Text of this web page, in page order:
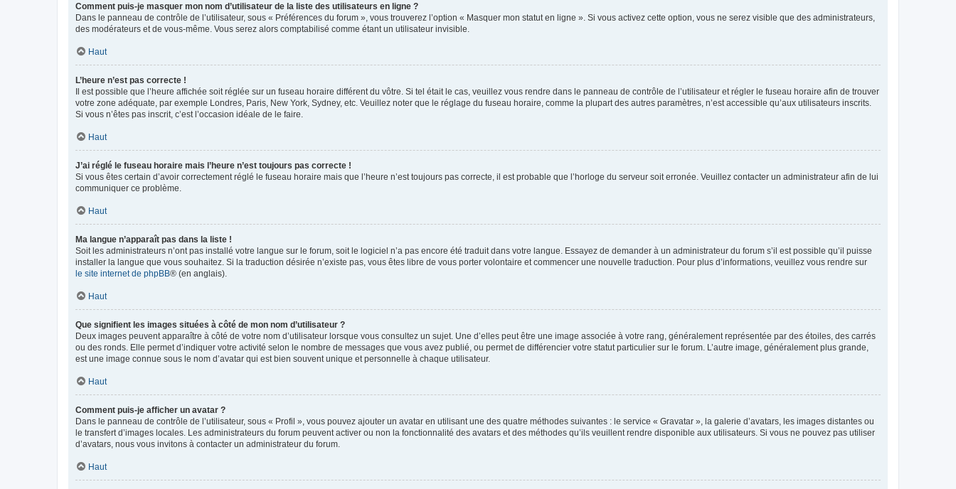
Comment puis-je masquer mon nom d’utilisateur de la liste des utilisateurs en ligne ?
Dans le panneau de contrôle de l’utilisateur, sous « Préférences du forum », vous trouverez l’option « Masquer mon statut en ligne ». Si vous activez cette option, vous ne serez visible que des administrateurs,
des modérateurs et de vous-même. Vous serez alors comptabilisé comme étant un utilisateur invisible.
Haut
L’heure n’est pas correcte !
Il est possible que l’heure affichée soit réglée sur un fuseau horaire différent du vôtre. Si tel était le cas, veuillez vous rendre dans le panneau de contrôle de l’utilisateur et régler le fuseau horaire afin de trouver
votre zone adéquate, par exemple Londres, Paris, New York, Sydney, etc. Veuillez noter que le réglage du fuseau horaire, comme la plupart des autres paramètres, n’est accessible qu’aux utilisateurs inscrits.
Si vous n’êtes pas inscrit, c’est l’occasion idéale de le faire.
Haut
J’ai réglé le fuseau horaire mais l’heure n’est toujours pas correcte !
Si vous êtes certain d’avoir correctement réglé le fuseau horaire mais que l’heure n’est toujours pas correcte, il est probable que l’horloge du serveur soit erronée. Veuillez contacter un administrateur afin de lui
communiquer ce problème.
Haut
Ma langue n’apparaît pas dans la liste !
Soit les administrateurs n’ont pas installé votre langue sur le forum, soit le logiciel n’a pas encore été traduit dans votre langue. Essayez de demander à un administrateur du forum s’il est possible qu’il puisse
installer la langue que vous souhaitez. Si la traduction désirée n’existe pas, vous êtes libre de vous porter volontaire et commencer une nouvelle traduction. Pour plus d’informations, veuillez vous rendre sur
le site internet de phpBB® (en anglais).
Haut
Que signifient les images situées à côté de mon nom d’utilisateur ?
Deux images peuvent apparaître à côté de votre nom d’utilisateur lorsque vous consultez un sujet. Une d’elles peut être une image associée à votre rang, généralement représentée par des étoiles, des carrés
ou des ronds. Elle permet d’indiquer votre activité selon le nombre de messages que vous avez publié, ou permet de différencier votre statut particulier sur le forum. L’autre image, généralement plus grande,
est une image connue sous le nom d’avatar qui est bien souvent unique et personnelle à chaque utilisateur.
Haut
Comment puis-je afficher un avatar ?
Dans le panneau de contrôle de l’utilisateur, sous « Profil », vous pouvez ajouter un avatar en utilisant une des quatre méthodes suivantes : le service « Gravatar », la galerie d’avatars, les images distantes ou
le transfert d’images locales. Les administrateurs du forum peuvent activer ou non la fonctionnalité des avatars et des méthodes qu’ils veuillent rendre disponible aux utilisateurs. Si vous ne pouvez pas utiliser
d’avatars, nous vous invitons à contacter un administrateur du forum.
Haut